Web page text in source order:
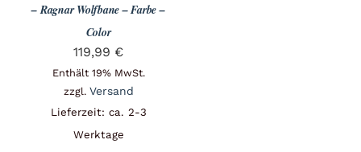
– Ragnar Wolfbane – Farbe –
Color
119,99 €
Enthält 19% MwSt.
zzgl. Versand
Lieferzeit: ca. 2-3
Werktage